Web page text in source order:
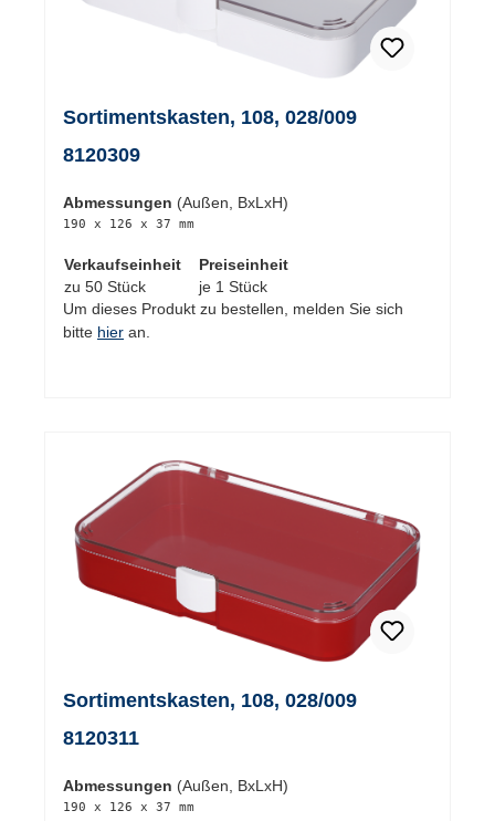
Sortimentskasten, 108, 028/009
8120309
Abmessungen (Außen, BxLxH)
190 x 126 x 37 mm
Verkaufseinheit
Preiseinheit
zu 50 Stück
je 1 Stück
Um dieses Produkt zu bestellen, melden Sie sich
bitte hier an.
Sortimentskasten, 108, 028/009
8120311
Abmessungen (Außen, BxLxH)
190 x 126 x 37 mm